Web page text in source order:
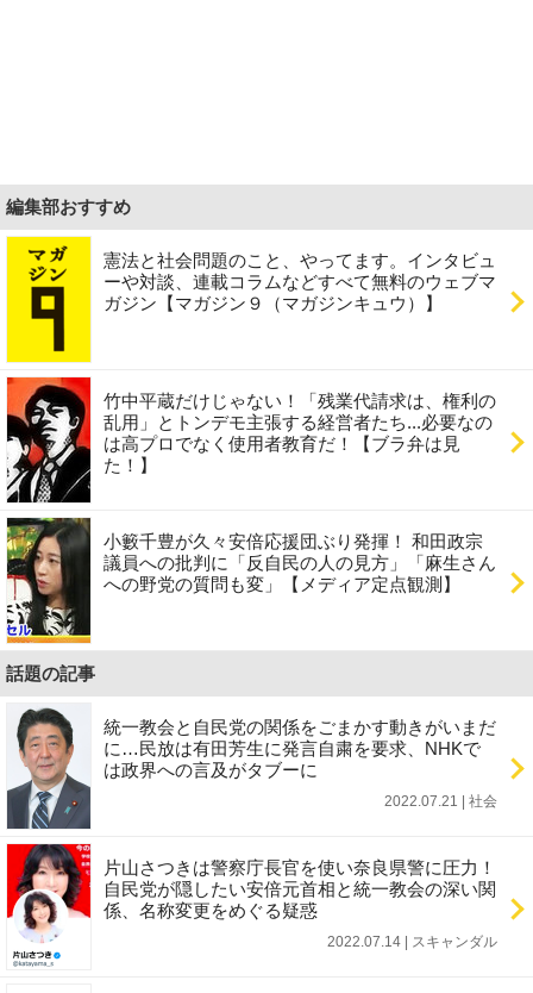
編集部おすすめ
憲法と社会問題のこと、やってます。インタビュ
ーや対談、連載コラムなどすべて無料のウェブマ
ガジン【マガジン９（マガジンキュウ）】
竹中平蔵だけじゃない！「残業代請求は、権利の
乱用」とトンデモ主張する経営者たち...必要なの
は高プロでなく使用者教育だ！【ブラ弁は見
た！】
小籔千豊が久々安倍応援団ぶり発揮！ 和田政宗
議員への批判に「反自民の人の見方」「麻生さん
への野党の質問も変」【メディア定点観測】
話題の記事
統一教会と自民党の関係をごまかす動きがいまだ
に…民放は有田芳生に発言自粛を要求、NHKで
は政界への言及がタブーに
2022.07.21 | 社会
片山さつきは警察庁長官を使い奈良県警に圧力！
自民党が隠したい安倍元首相と統一教会の深い関
係、名称変更をめぐる疑惑
2022.07.14 | スキャンダル